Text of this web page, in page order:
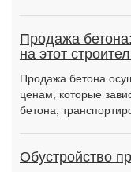
Продажа
на этот
Продажа бетона
ценам, которые
бетона,
Обустройство